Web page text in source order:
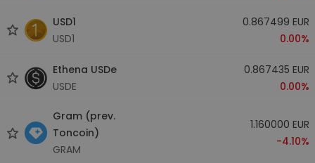
USD1
USD1
0.867499 EUR
0.00%
Ethena USDe
USDE
0.867435 EUR
0.00%
Gram (prev.
Toncoin)
GRAM
1.160000 EUR
-4.10%